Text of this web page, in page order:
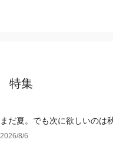
特集
まだ夏。でも次に欲しいのは
2026/8/6